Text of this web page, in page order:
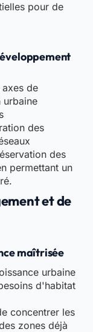
pour de
axes de
urbaine
des
des
permettant un
et de
maîtrisée
urbaine
d'habitat
concentrer les
zones déjà